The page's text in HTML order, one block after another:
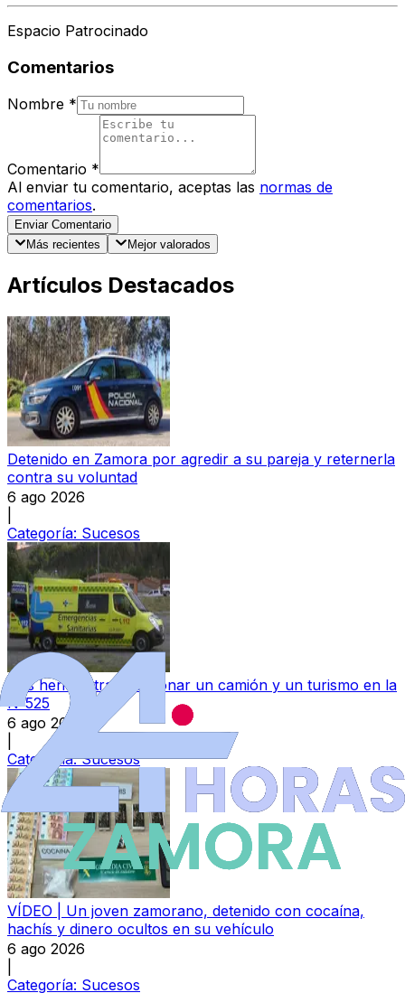
Espacio Patrocinado
Comentarios
Nombre *
Comentario *
Al enviar tu comentario, aceptas las normas de
comentarios.
Enviar Comentario
Más recientes
Mejor valorados
Artículos Destacados
Detenido en Zamora por agredir a su pareja y reternerla
contra su voluntad
6 ago 2026
Categoría: Sucesos
Dos heridos tras colisionar un camión y un turismo en la
N-525
6 ago 2026
Categoría:Sucesos
VÍDEO | Un joven zamorano, detenido con cocaína,
hachís y dinero ocultos en su vehículo
6 ago 2026
Categoría: Sucesos